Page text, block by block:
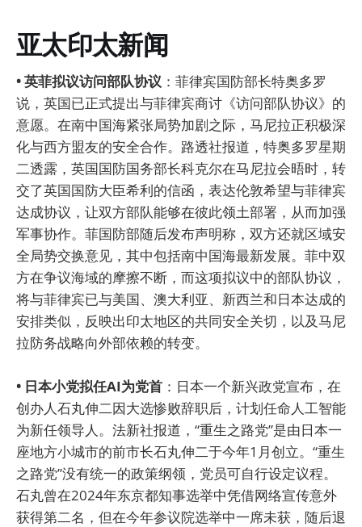
亚太印太新闻
• 英菲拟议访问部队协议 ：菲律宾国防部长特奥多罗
说，英国已正式提出与菲律宾商讨《访问部队协议》的
意愿。在南中国海紧张局势加剧之际，马尼拉正积极深
化与西方盟友的安全合作。路透社报道，特奥多罗星期
二透露，英国国防国务部长科克尔在马尼拉会晤时，转
交了英国国防大臣希利的信函，表达伦敦希望与菲律宾
达成协议，让双方部队能够在彼此领土部署，从而加强
军事协作。菲国防部随后发布声明称，双方还就区域安
全局势交换意见，其中包括南中国海最新发展。菲中双
方在争议海域的摩擦不断，而这项拟议中的部队协议，
将与菲律宾已与美国、澳大利亚、新西兰和日本达成的
安排类似，反映出印太地区的共同安全关切，以及马尼
拉防务战略向外部依赖的转变。
• 日本小党拟任AI为党首 ：日本一个新兴政党宣布，在
创办人石丸伸二因大选惨败辞职后，计划任命人工智能
为新任领导人。法新社报道，“重生之路党”是由日本一
座地方小城市的前市长石丸伸二于今年1月创立。“重生
之路党”没有统一的政策纲领，党员可自行设定议程。
石丸曾在2024年东京都知事选举中凭借网络宣传意外
获得第二名，但在今年参议院选举中一席未获，随后退